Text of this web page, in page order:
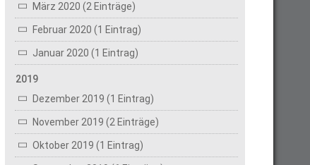
März 2020 (2 Einträge)
Februar 2020 (1 Eintrag)
Januar 2020 (1 Eintrag)
2019
Dezember 2019 (1 Eintrag)
November 2019 (2 Einträge)
Oktober 2019 (1 Eintrag)